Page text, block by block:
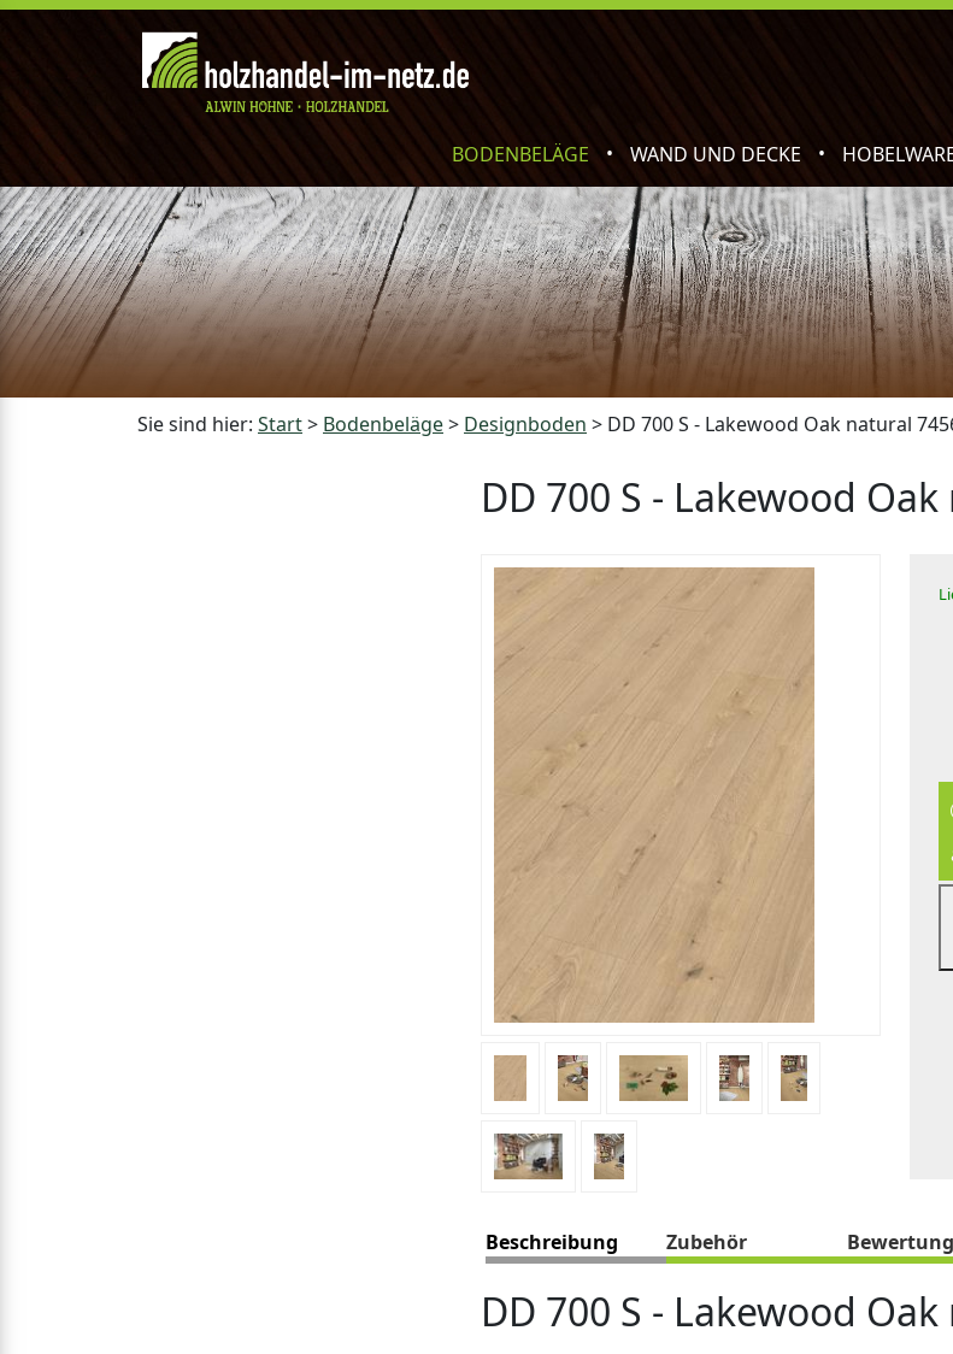
BODENBELÄGE • WAND UND DECKE •
Sie sind hier: Start> Bodenbeläge> Designboden > DD 700 S - Lakewood Oak natural
DD 700 S - Lakewood
Beschreibung Zubehör
DD 700 S - Lakewood